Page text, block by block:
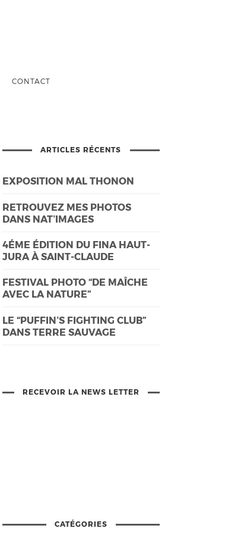
CONTACT
ARTICLES RÉCENTS
EXPOSITION MAL THONON
RETROUVEZ MES PHOTOS
DANS NAT’IMAGES
4ÉME ÉDITION DU FINA HAUT-
JURA À SAINT-CLAUDE
FESTIVAL PHOTO “DE MAÎCHE
AVEC LA NATURE”
LE “PUFFIN’S FIGHTING CLUB”
DANS TERRE SAUVAGE
RECEVOIR LA NEWS LETTER
CATÉGORIES